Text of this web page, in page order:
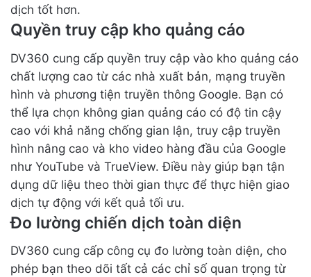
dịch tốt hơn.
Quyền truy cập kho quảng cáo
DV360 cung cấp quyền truy cập vào kho quảng cáo
chất lượng cao từ các nhà xuất bản, mạng truyền
hình và phương tiện truyền thông Google. Bạn có
thể lựa chọn không gian quảng cáo có độ tin cậy
cao với khả năng chống gian lận, truy cập truyền
hình nâng cao và kho video hàng đầu của Google
như YouTube và TrueView. Điều này giúp bạn tận
dụng dữ liệu theo thời gian thực để thực hiện giao
dịch tự động với kết quả tối ưu.
Đo lường chiến dịch toàn diện
DV360 cung cấp công cụ đo lường toàn diện, cho
phép bạn theo dõi tất cả các chỉ số quan trọng từ